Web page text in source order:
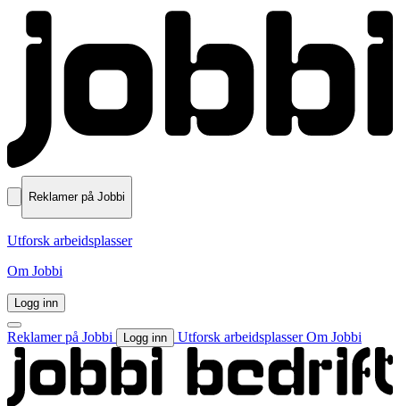
Reklamer på Jobbi
Utforsk arbeidsplasser
Om Jobbi
Logg inn
Reklamer på Jobbi Logg inn Utforsk arbeidsplasserOm Jobbi